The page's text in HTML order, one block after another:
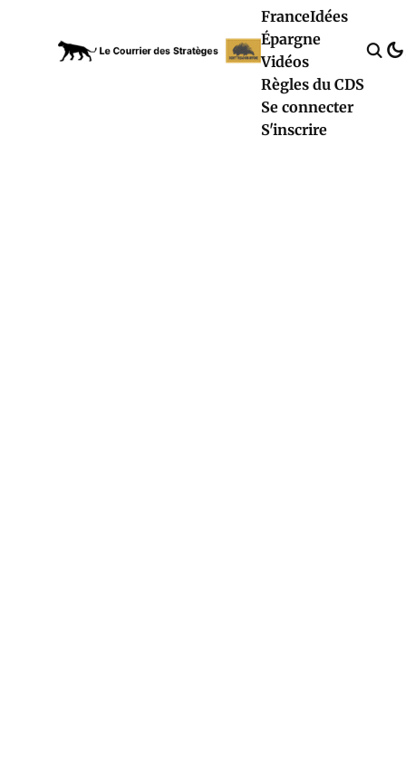
FranceIdées
Épargne
Vidéos
Règles du CDS
Se connecter
S'inscrire